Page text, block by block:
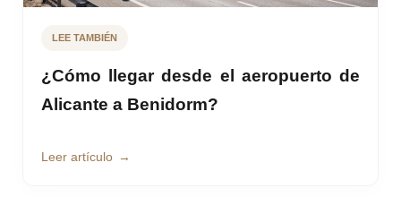
LEE TAMBIÉN
¿Cómo llegar desde el aeropuerto de
Alicante a Benidorm?
Leer artículo